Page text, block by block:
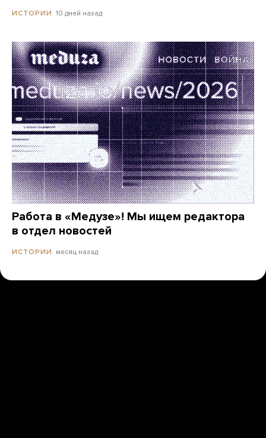
ИСТОРИИ 10 дней назад
Работа в «Медузе»! Мы ищем редактора
в отдел новостей
ИСТОРИИ месяц назад